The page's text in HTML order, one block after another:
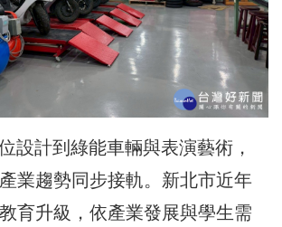
設計到綠能車輛與表演藝術，
業趨勢同步接軌。新北市近年
育升級，依產業發展與學生需